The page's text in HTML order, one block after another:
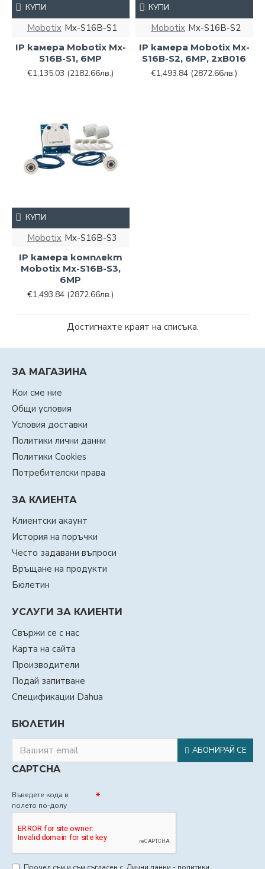
Mobotix Mx-S16B-S1
IP камера Mobotix Mx-
S16B-S1, 6MP
€1,135.03 (2182.66лв.)
КУПИ
Mobotix Mx-S16B-S2
IP камера Mobotix Mx-
S16B-S2, 6MP, 2xB016
€1,493.84 (2872.66лв.)
КУПИ
Mobotix Mx-S16B-S3
IP камера комплект
Mobotix Mx-S16B-S3,
6MP
€1,493.84 (2872.66лв.)
КУПИ
Достигнахте краят на списъка.
ЗА МАГАЗИНА
Кои сме ние
Общи условия
Условия доставки
Политики лични данни
Политики Cookies
Потребителски права
ЗА КЛИЕНТА
Клиентски акаунт
История на поръчки
Често задавани въпроси
Връщане на продукти
Бюлетин
УСЛУГИ ЗА КЛИЕНТИ
Свържи се с нас
Карта на сайта
Производители
Подай запитване
Спецификации Dahua
БЮЛЕТИН
АБОНИРАЙ СЕ
CAPTCHA
Въведете кода в
полето по-долу